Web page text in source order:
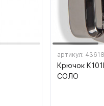
артикул: 43618
Крючок
СОЛО